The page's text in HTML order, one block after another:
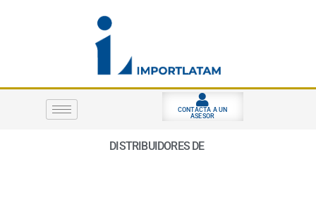
CONTACTA A UN
ASESOR
DISTRIBUIDORES DESE